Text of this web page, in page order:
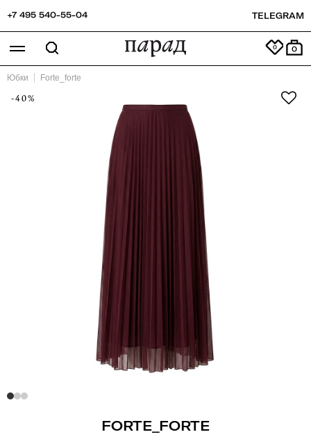
+7 495 540-55-04 TELEGRAM
0
Юбки Forte_forte
-40%
FORTE_FORTE